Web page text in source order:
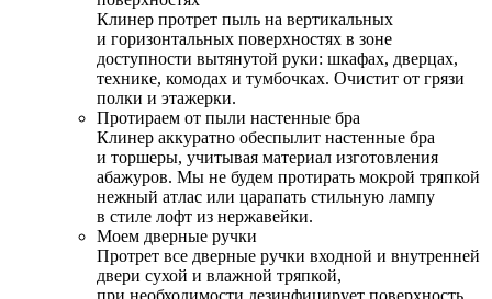
Клинер протрет пыль на вертикальных
и горизонтальных поверхностях в зоне
доступности вытянутой руки: шкафах, дверцах,
технике, комодах и тумбочках. Очистит от грязи
полки и этажерки.
Протираем от пыли настенные бра
Клинер аккуратно обеспылит настенные бра
и торшеры, учитывая материал изготовления
абажуров. Мы не будем протирать мокрой тряпкой
нежный атлас или царапать стильную лампу
в стиле лофт из нержавейки.
Моем дверные ручки
Протрет все дверные ручки входной и внутренней
двери сухой и влажной тряпкой,
при необходимости дезинфицирует поверхность.